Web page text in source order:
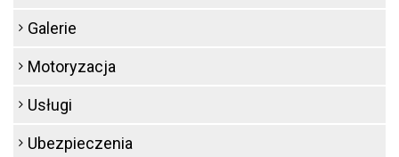
Galerie
Motoryzacja
Usługi
Ubezpieczenia